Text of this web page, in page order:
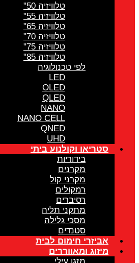
לפי טכנולוגיה
NANO CELL
סטריאו וקולנוע ביתי
מקרני קול
מתקני תליה
מסכי גלילה
אביזרי חימום לבית
מיזוג ומאווררים